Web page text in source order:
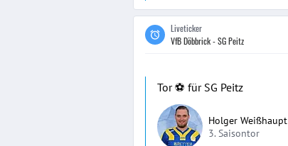
Liveticker
VfB Döbbrick - SG Peitz
Tor ⚽️ für SG Peitz
Holger Weißhaupt
3. Saisontor